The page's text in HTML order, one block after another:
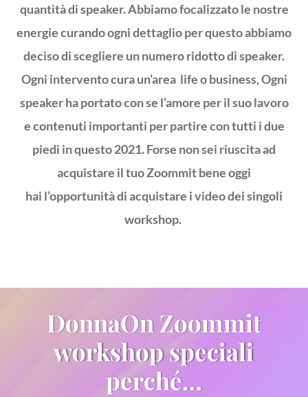
quantità di speaker. Abbiamo focalizzato le nostre
energie curando ogni dettaglio per questo abbiamo
deciso di scegliere un numero ridotto di speaker.
Ogni intervento cura un’area life o business, Ogni
speaker ha portato con se l’amore per il suo lavoro
e contenuti importanti per partire con tutti i due
piedi in questo 2021. Forse non sei riuscita ad
acquistare il tuo Zoommit bene oggi
hai l’opportunità di acquistare i video dei singoli
workshop.
DonnaOn Zoommit
workshop speciali
perché…